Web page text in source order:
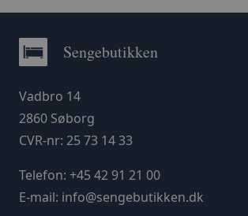
Sengebutikken
Vadbro 14
2860 Søborg
CVR-nr: 25 73 14 33
Telefon: +45 42 91 21 00
E-mail: info@sengebutikken.dk